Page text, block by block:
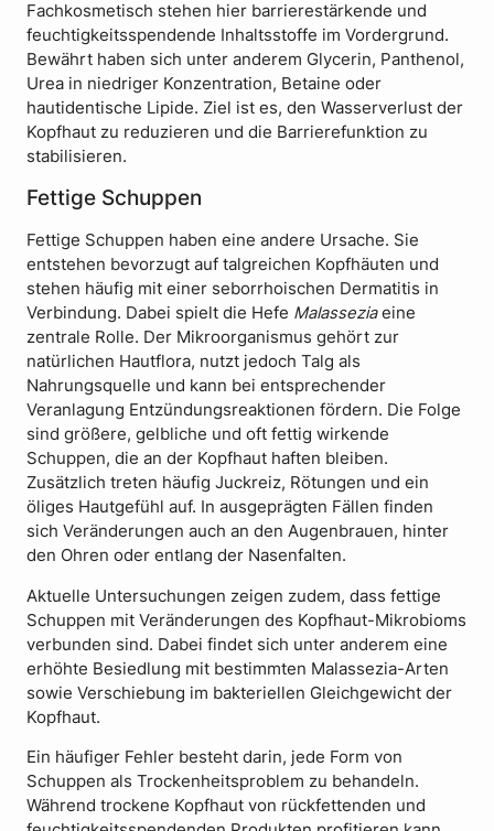
Fachkosmetisch stehen hier barrierestärkende und
feuchtigkeitsspendende Inhaltsstoffe im Vordergrund.
Bewährt haben sich unter anderem Glycerin, Panthenol,
Urea in niedriger Konzentration, Betaine oder
hautidentische Lipide. Ziel ist es, den Wasserverlust der
Kopfhaut zu reduzieren und die Barrierefunktion zu
stabilisieren.
Fettige Schuppen
Fettige Schuppen haben eine andere Ursache. Sie
entstehen bevorzugt auf talgreichen Kopfhäuten und
stehen häufig mit einer seborrhoischen Dermatitis in
Verbindung. Dabei spielt die Hefe Malasseziaeine
zentrale Rolle. Der Mikroorganismus gehört zur
natürlichen Hautflora, nutzt jedoch Talg als
Nahrungsquelle und kann bei entsprechender
Veranlagung Entzündungsreaktionen fördern. Die Folge
sind größere, gelbliche und oft fettig wirkende
Schuppen, die an der Kopfhaut haften bleiben.
Zusätzlich treten häufig Juckreiz, Rötungen und ein
öliges Hautgefühl auf. In ausgeprägten Fällen finden
sich Veränderungen auch an den Augenbrauen, hinter
den Ohren oder entlang der Nasenfalten.
Aktuelle Untersuchungen zeigen zudem, dass fettige
Schuppen mit Veränderungen des Kopfhaut-Mikrobioms
verbunden sind. Dabei findet sich unter anderem eine
erhöhte Besiedlung mit bestimmten Malassezia-Arten
sowie Verschiebung im bakteriellen Gleichgewicht der
Kopfhaut.
Ein häufiger Fehler besteht darin, jede Form von
Schuppen als Trockenheitsproblem zu behandeln.
Während trockene Kopfhaut von rückfettenden und